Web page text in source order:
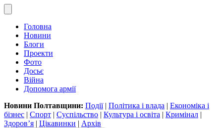
Головна
Новини
Блоги
Проекти
Фото
Досьє
Війна
Допомога армії
Новини Полтавщини: Події| Політика і влада | Економіка і
бізнес | Спорт | Суспільство | Культура і освіта | Кримінал |
Здоров’я | Цікавинки | Архів